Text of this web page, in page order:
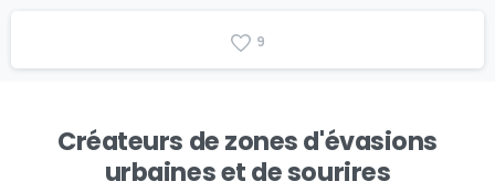
9
Créateurs de zones d'évasions
urbaines et de sourires